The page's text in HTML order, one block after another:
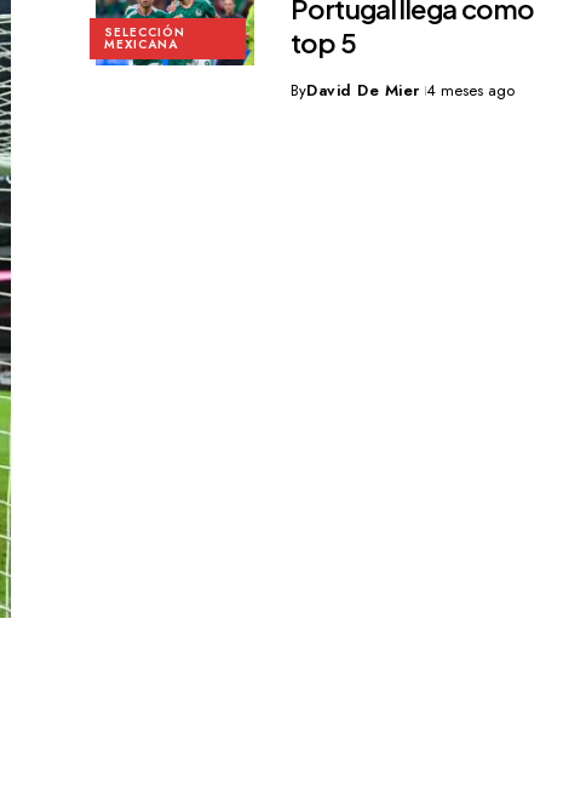
SELECCIÓN
MEXICANA
Portugal llega como
top 5
ByDavid De Mier 4 meses ago